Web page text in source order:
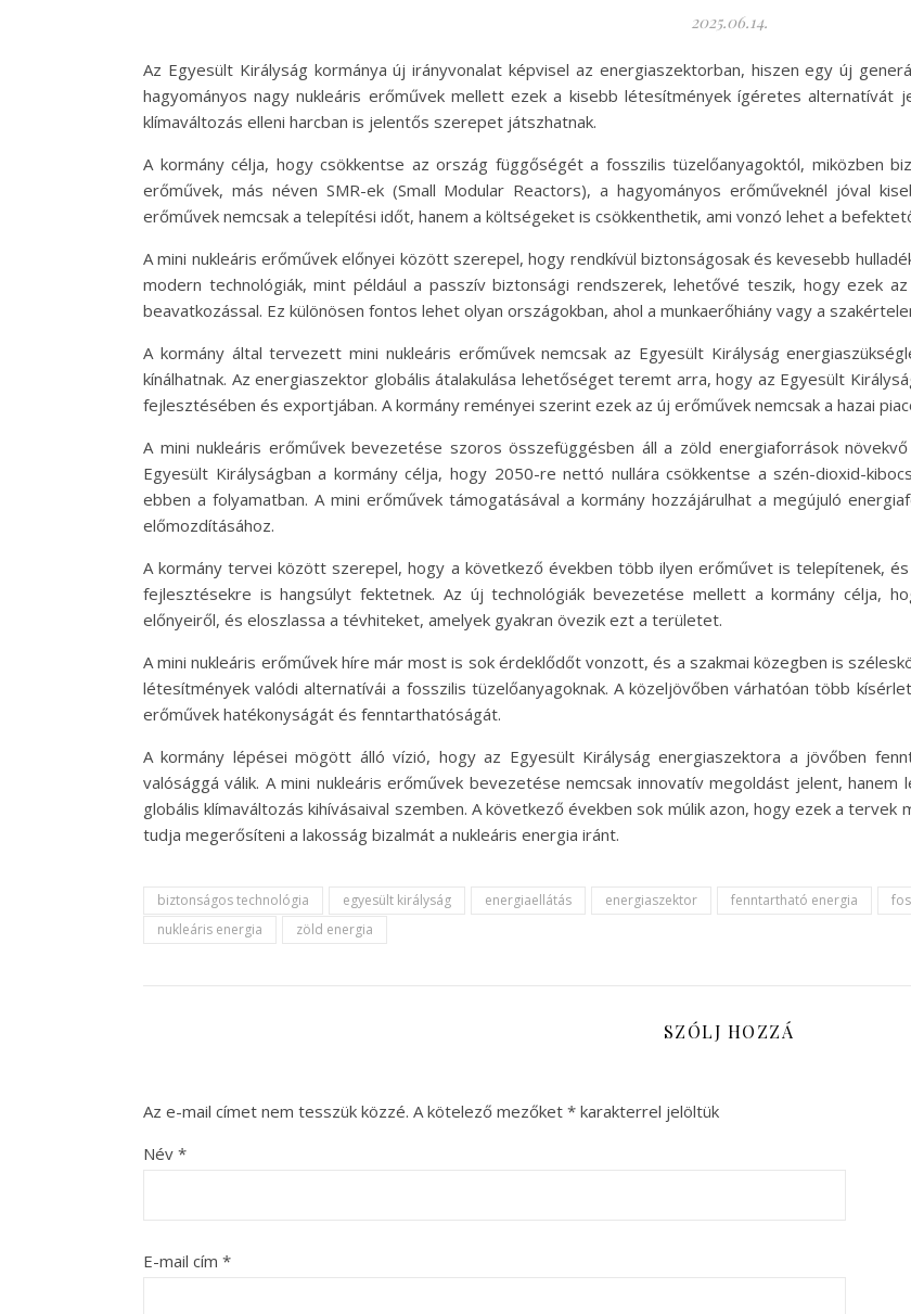
2025.06.14.
Az Egyesült Királyság kormánya új irányvonalat képvisel az energiaszektorban, hiszen egy új
hagyományos nagy nukleáris erőművek mellett ezek a kisebb létesítmények ígéretes alternatívát
klímaváltozás elleni harcban is jelentős szerepet játszhatnak.
A kormány célja, hogy csökkentse az ország függőségét a fosszilis tüzelőanyagoktól, miközben
erőművek, más néven SMR-ek (Small Modular Reactors), a hagyományos erőműveknél jóval
erőművek nemcsak a telepítési időt, hanem a költségeket is csökkenthetik, ami vonzó lehet a
A mini nukleáris erőművek előnyei között szerepel, hogy rendkívül biztonságosak és kevesebb
modern technológiák, mint például a passzív biztonsági rendszerek, lehetővé teszik, hogy ezek
beavatkozással. Ez különösen fontos lehet olyan országokban, ahol a munkaerőhiány vagy a
A kormány által tervezett mini nukleáris erőművek nemcsak az Egyesült Királyság
kínálhatnak. Az energiaszektor globális átalakulása lehetőséget teremt arra, hogy az Egyesült
fejlesztésében és exportjában. A kormány reményei szerint ezek az új erőművek nemcsak a hazai
A mini nukleáris erőművek bevezetése szoros összefüggésben áll a zöld energiaforrások
Egyesült Királyságban a kormány célja, hogy 2050-re nettó nullára csökkentse a szén-dioxid-
ebben a folyamatban. A mini erőművek támogatásával a kormány hozzájárulhat a megújuló
előmozdításához.
A kormány tervei között szerepel, hogy a következő években több ilyen erőművet is telepítenek,
fejlesztésekre is hangsúlyt fektetnek. Az új technológiák bevezetése mellett a kormány célja,
előnyeiről, és eloszlassa a tévhiteket, amelyek gyakran övezik ezt a területet.
A mini nukleáris erőművek híre már most is sok érdeklődőt vonzott, és a szakmai közegben is
létesítmények valódi alternatívái a fosszilis tüzelőanyagoknak. A közeljövőben várhatóan több
erőművek hatékonyságát és fenntarthatóságát.
A kormány lépései mögött álló vízió, hogy az Egyesült Királyság energiaszektora a jövőben
valósággá válik. A mini nukleáris erőművek bevezetése nemcsak innovatív megoldást jelent,
globális klímaváltozás kihívásaival szemben. A következő években sok múlik azon, hogy ezek a
tudja megerősíteni a lakosság bizalmát a nukleáris energia iránt.
biztonságos technológia egyesült királyság energiaellátás energiaszektor fenntartható energia
nukleáris energia
zöld energia
SZÓLJ HOZZÁ
Az e-mail címet nem tesszük közzé. A kötelező mezőket * karakterrel jelöltük
Név *
E-mail cím *